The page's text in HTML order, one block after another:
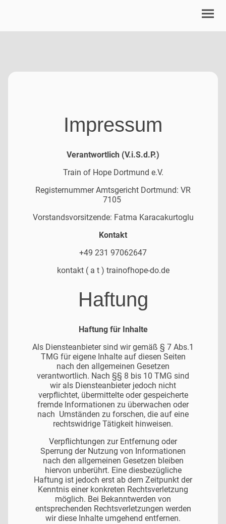
Impressum
Verantwortlich (V.i.S.d.P.)
Train of Hope Dortmund e.V.
Registernummer Amtsgericht Dortmund: VR
7105
Vorstandsvorsitzende: Fatma Karacakurtoglu
Kontakt
+49 231 97062647
kontakt ( a t ) trainofhope-do.de
Haftung
Haftung für Inhalte
Als Diensteanbieter sind wir gemäß § 7 Abs.1
TMG für eigene Inhalte auf diesen Seiten
nach den allgemeinen Gesetzen
verantwortlich. Nach §§ 8 bis 10 TMG sind
wir als Diensteanbieter jedoch nicht
verpflichtet, übermittelte oder gespeicherte
fremde Informationen zu überwachen oder
nach Umständen zu forschen, die auf eine
rechtswidrige Tätigkeit hinweisen.
Verpflichtungen zur Entfernung oder
Sperrung der Nutzung von Informationen
nach den allgemeinen Gesetzen bleiben
hiervon unberührt. Eine diesbezügliche
Haftung ist jedoch erst ab dem Zeitpunkt der
Kenntnis einer konkreten Rechtsverletzung
möglich. Bei Bekanntwerden von
entsprechenden Rechtsverletzungen werden
wir diese Inhalte umgehend entfernen.